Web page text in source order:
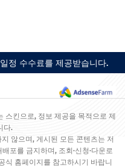
정 수수료를 제공받습니다.
킨으로, 정보 제공을 목적으로 제
다.
않으며, 게시된 모든 콘텐츠는 저
포를 금지하며, 조회·신청·다운로
식 홈페이지를 참고하시기 바랍니